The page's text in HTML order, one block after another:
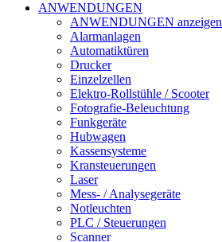
ANWENDUNGEN
ANWENDUNGEN anzeigen
Alarmanlagen
Automatiktüren
Drucker
Einzelzellen
Elektro-Rollstühle / Scooter
Fotografie-Beleuchtung
Funkgeräte
Hubwagen
Kassensysteme
Kransteuerungen
Laser
Mess- / Analysegeräte
Notleuchten
PLC / Steuerungen
Scanner